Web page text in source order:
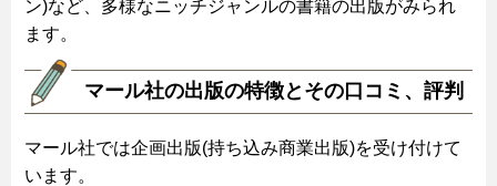
ン)など、多様なニッチジャンルの書籍の出版がみられ
ます。
マール社の出版の特徴とその口コミ、評判
マール社では企画出版(持ち込み商業出版)を受け付けて
います。